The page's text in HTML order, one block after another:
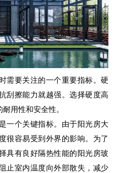
需要关注的一个重要指标。硬
刮擦能力就越强。选择硬度高
用性和安全性。
一个关键指标。由于阳光房大
很容易受到外界的影响。为了
具有良好隔热性能的阳光房玻
止室内温度向外部散失，减少